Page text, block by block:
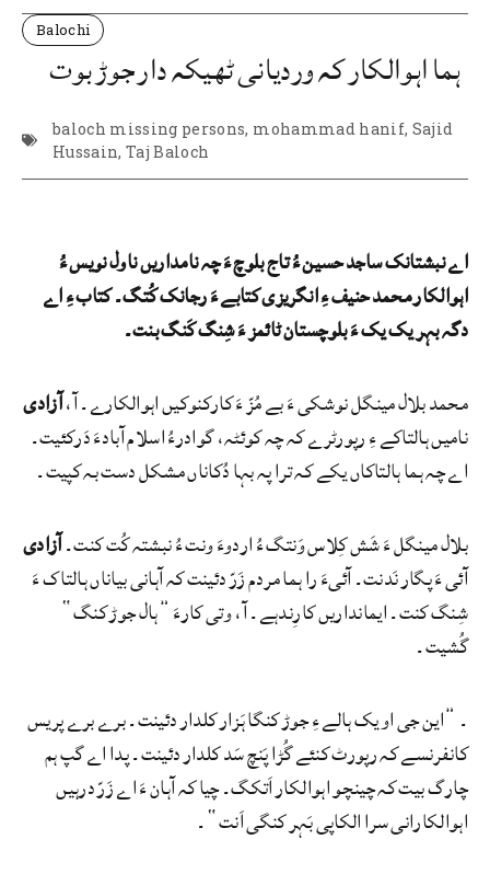
Balochi
ہما اہوالکار کہ وردیانی ٹھیکہ دار جوڑ بوت
baloch missing persons, mohammad hanif, Sajid
Hussain,Taj Baloch
اے نبشتانک ساجد حسین ءُ تاج بلوچ ءَ چہ نامداریں ناول نویس ءُ
اہوالکار محمد حنیف ءِ انگریزی کتابے ءَ رجانک کُتگ۔ کتاب ءِ اے
دگہ بہر یک یک ءَ بلوچستان ٹائمز ءَ شِنگ کَنگ بنت۔
محمد بلال مینگل نوشکی ءَ بے مُزّ ءَ کارکنوکیں اہوالکارے۔ آ،آزادی
نامیں ہالتاکے ءِ رپورٹرے کہ چہ کوئٹہ، گوادرءُ اسلام آبادءَ دَرکئیت۔
اے چہ ہما ہالتاکاں یکے کہ ترا پہ بہا دُکاناں مشکل دست بہ کپیت۔
بلال مینگل ءَ شَش کِلاس وَنتگ ءُ اردوءَ ونت ءُ نبشتہ کُت کنت۔آزادی
آئی ءَ پگار نَدنت۔ آئیءَ را ہما مردم زَرّ دئینت کہ آہانی بیاناں ہالتاک ءَ
شِنگ کنت۔ ایمانداریں کارِندہے۔ آ، وتی کارءَ ”ہال جوڑ کنگ“
گُشیت۔
۔ ”این جی او یک ہالے ءِ جوڑ کنگا ہَزار کلدار دئینت۔ برے برے پریس
کانفرنسے کہ رپورٹ کنئے گُڑا پَنچ سَد کلدار دئینت۔ پدا اے گپ ہم
چارگ بیت کہ چینچو اہوالکار اَتکگ۔ چیا کہ آہان ءَ اے زَرّ درہیں
اہوالکارانی سرا الکاپی بَہر کنگی اَنت“۔